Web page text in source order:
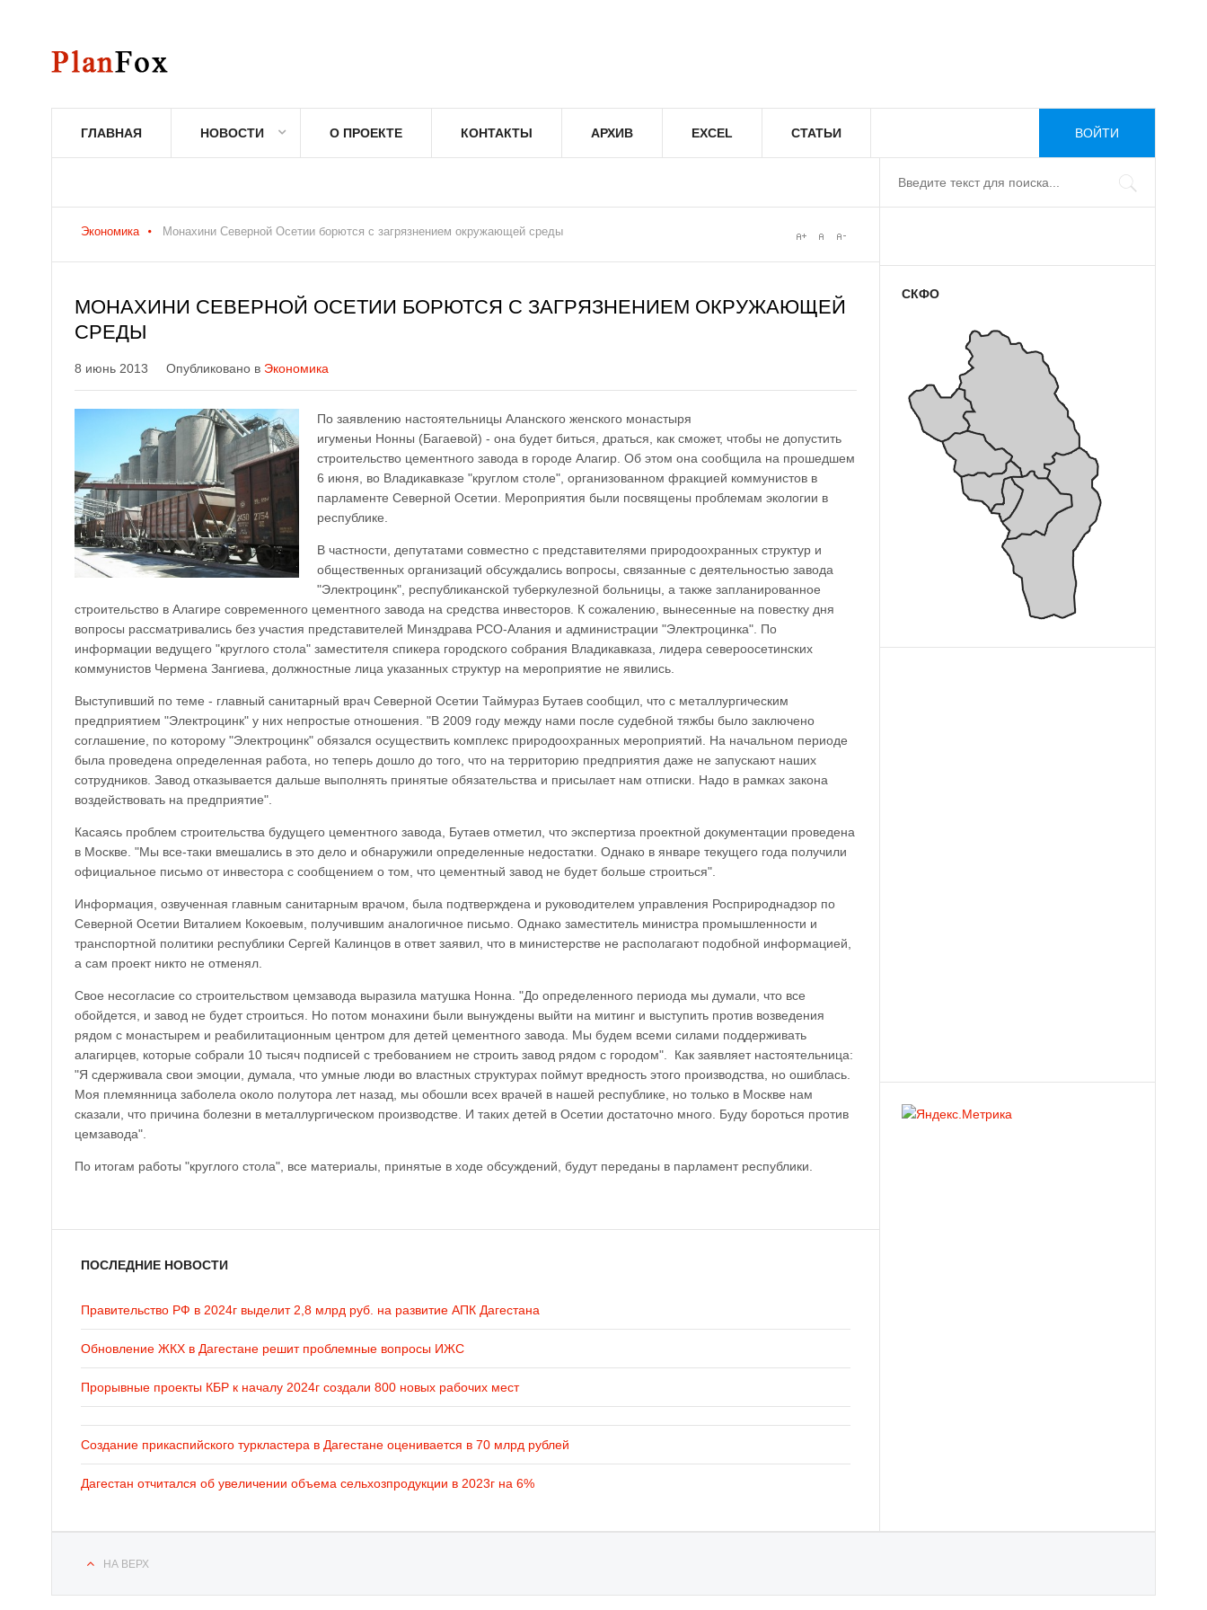
ГЛАВНАЯ НОВОСТИ О ПРОЕКТЕ КОНТАКТЫ АРХИВ EXCEL СТАТЬИ ВОЙТИ
Экономика Монахини Северной Осетии борются с загрязнением окружающей среды
МОНАХИНИ СЕВЕРНОЙ ОСЕТИИ БОРЮТСЯ С ЗАГРЯЗНЕНИЕМ ОКРУЖАЮЩЕЙ
СРЕДЫ
8 июнь 2013 Опубликовано в Экономика
По заявлению настоятельницы Аланского женского монастыря
игуменьи Нонны (Багаевой) - она будет биться, драться, как сможет, чтобы не допустить
строительство цементного завода в городе Алагир. Об этом она сообщила на прошедшем
6 июня, во Владикавказе "круглом столе", организованном фракцией коммунистов в
парламенте Северной Осетии. Мероприятия были посвящены проблемам экологии в
республике.
В частности, депутатами совместно с представителями природоохранных структур и
общественных организаций обсуждались вопросы, связанные с деятельностью завода
"Электроцинк", республиканской туберкулезной больницы, а также запланированное
строительство в Алагире современного цементного завода на средства инвесторов. К сожалению, вынесенные на повестку дня
вопросы рассматривались без участия представителей Минздрава РСО-Алания и администрации "Электроцинка". По
информации ведущего "круглого стола" заместителя спикера городского собрания Владикавказа, лидера североосетинских
коммунистов Чермена Зангиева, должностные лица указанных структур на мероприятие не явились.
Выступивший по теме - главный санитарный врач Северной Осетии Таймураз Бутаев сообщил, что с металлургическим
предприятием "Электроцинк" у них непростые отношения. "В 2009 году между нами после судебной тяжбы было заключено
соглашение, по которому "Электроцинк" обязался осуществить комплекс природоохранных мероприятий. На начальном периоде
была проведена определенная работа, но теперь дошло до того, что на территорию предприятия даже не запускают наших
сотрудников. Завод отказывается дальше выполнять принятые обязательства и присылает нам отписки. Надо в рамках закона
воздействовать на предприятие".
Касаясь проблем строительства будущего цементного завода, Бутаев отметил, что экспертиза проектной документации проведена
в Москве. "Мы все-таки вмешались в это дело и обнаружили определенные недостатки. Однако в январе текущего года получили
официальное письмо от инвестора с сообщением о том, что цементный завод не будет больше строиться".
Информация, озвученная главным санитарным врачом, была подтверждена и руководителем управления Росприроднадзор по
Северной Осетии Виталием Кокоевым, получившим аналогичное письмо. Однако заместитель министра промышленности и
транспортной политики республики Сергей Калинцов в ответ заявил, что в министерстве не располагают подобной информацией,
а сам проект никто не отменял.
Свое несогласие со строительством цемзавода выразила матушка Нонна. "До определенного периода мы думали, что все
обойдется, и завод не будет строиться. Но потом монахини были вынуждены выйти на митинг и выступить против возведения
рядом с монастырем и реабилитационным центром для детей цементного завода. Мы будем всеми силами поддерживать
алагирцев, которые собрали 10 тысяч подписей с требованием не строить завод рядом с городом". Как заявляет настоятельница:
"Я сдерживала свои эмоции, думала, что умные люди во властных структурах поймут вредность этого производства, но ошиблась.
Моя племянница заболела около полутора лет назад, мы обошли всех врачей в нашей республике, но только в Москве нам
сказали, что причина болезни в металлургическом производстве. И таких детей в Осетии достаточно много. Буду бороться против
цемзавода".
По итогам работы "круглого стола", все материалы, принятые в ходе обсуждений, будут переданы в парламент республики.
ПОСЛЕДНИЕ НОВОСТИ
Правительство РФ в 2024г выделит 2,8 млрд руб. на развитие АПК Дагестана
Обновление ЖКХ в Дагестане решит проблемные вопросы ИЖС
Прорывные проекты КБР к началу 2024г создали 800 новых рабочих мест
Создание прикаспийского туркластера в Дагестане оценивается в 70 млрд рублей
Дагестан отчитался об увеличении объема сельхозпродукции в 2023г на 6%
СКФО
НА ВЕРХ